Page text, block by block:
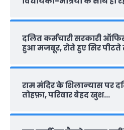
दलित कर्मचारी सरकारी
हुआ मजबूर, रोते हुए सिर पीटते
राम मंदिर के शिलान्‍यास पर
तोहफ़ा, परिवार बेहद खुश…